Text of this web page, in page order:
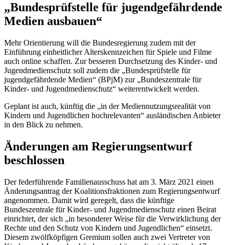
„Bundesprüfstelle für jugendgefährdende
Medien ausbauen“
Mehr Orientierung will die Bundesregierung zudem mit der
Einführung einheitlicher Alterskennzeichen für Spiele und Filme
auch online schaffen. Zur besseren Durchsetzung des Kinder- und
Jugendmedienschutz soll zudem die „Bundesprüfstelle für
jugendgefährdende Medien“ (BPjM) zur „Bundeszentrale für
Kinder- und Jugendmedienschutz“ weiterentwickelt werden.
Geplant ist auch, künftig die „in der Mediennutzungsrealität von
Kindern und Jugendlichen hochrelevanten“ ausländischen Anbieter
in den Blick zu nehmen.
Änderungen am Regierungsentwurf
beschlossen
Der federführende Familienausschuss hat am 3. März 2021 einen
Änderungsantrag der Koalitionsfraktionen zum Regierungsentwurf
angenommen. Damit wird geregelt, dass die künftige
Bundeszentrale für Kinder- und Jugendmedienschutz einen Beirat
einrichtet, der sich „in besonderer Weise für die Verwirklichung der
Rechte und den Schutz von Kindern und Jugendlichen“ einsetzt.
Diesem zwölfköpfigen Gremium sollen auch zwei Vertreter von